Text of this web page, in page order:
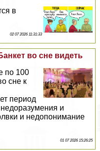
в
02 07 2026 11:31:33
во сне видеть
по 100
сне к
период
и
и недопонимание
01 07 2026 15:26:25